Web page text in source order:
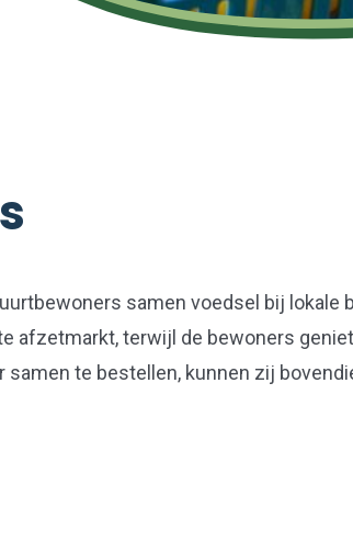
samen voedsel bij lokale
afzetmarkt, terwijl de bewoners
te bestellen, kunnen zij